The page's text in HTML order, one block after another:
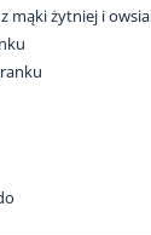
mąki żytniej i